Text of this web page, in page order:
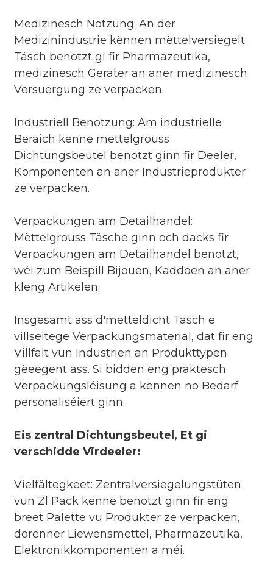
Medizinesch Notzung: An der
Medizinindustrie kënnen mëttelversiegelt
Täsch benotzt gi fir Pharmazeutika,
medizinesch Geräter an aner medizinesch
Versuergung ze verpacken.
Industriell Benotzung: Am industrielle
Beräich kënne mëttelgrouss
Dichtungsbeutel benotzt ginn fir Deeler,
Komponenten an aner Industrieprodukter
ze verpacken.
Verpackungen am Detailhandel:
Mëttelgrouss Täsche ginn och dacks fir
Verpackungen am Detailhandel benotzt,
wéi zum Beispill Bijouen, Kaddoen an aner
kleng Artikelen.
Insgesamt ass d'mëtteldicht Täsch e
villseitege Verpackungsmaterial, dat fir eng
Villfalt vun Industrien an Produkttypen
gëeegent ass. Si bidden eng praktesch
Verpackungsléisung a kënnen no Bedarf
personaliséiert ginn.
Eis zentral Dichtungsbeutel, Et gi
verschidde Virdeeler:
Vielfältegkeet: Zentralversiegelungstüten
vun Zl Pack kënne benotzt ginn fir eng
breet Palette vu Produkter ze verpacken,
dorënner Liewensmëttel, Pharmazeutika,
Elektronikkomponenten a méi.